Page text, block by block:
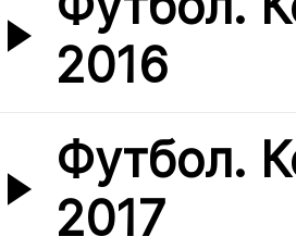
2016
Футбол.
2017